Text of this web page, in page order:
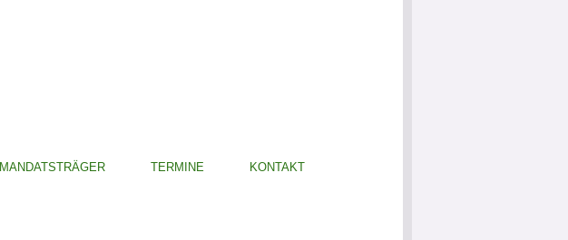
MANDATSTRÄGER TERMINE KONTAKT